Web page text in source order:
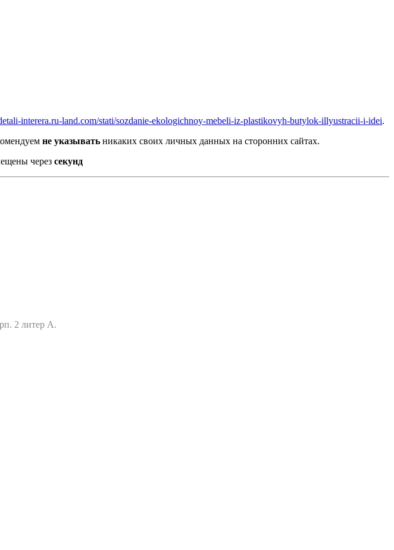
interera.ru-land.com/stati/sozdanie-ekologichnoy-mebeli-iz-plastikovyh-butylok-illyustracii-i-idei.
не указывать никаких своих личных данных на сторонних сайтах.
через секунд
2 литер А.